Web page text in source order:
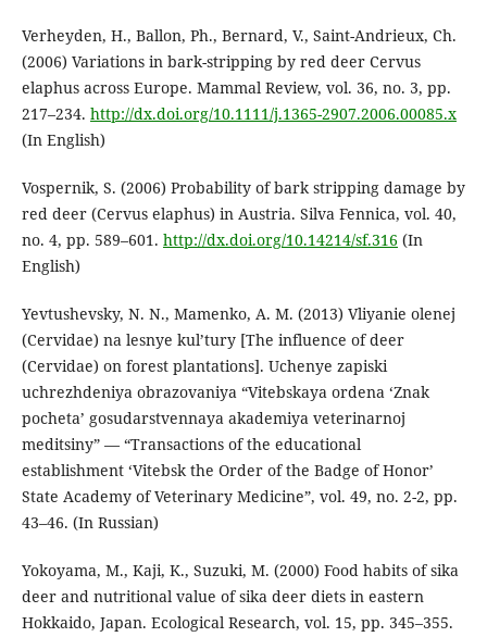
Verheyden, H., Ballon, Ph., Bernard, V., Saint-Andrieux, Ch.
(2006) Variations in bark-stripping by red deer Cervus
elaphus across Europe. Mammal Review, vol. 36, no. 3, pp.
217–234. http://dx.doi.org/10.1111/j.1365-2907.2006.00085.x
(In English)
Vospernik, S. (2006) Probability of bark stripping damage by
red deer (Cervus elaphus) in Austria. Silva Fennica, vol. 40,
no. 4, pp. 589–601. http://dx.doi.org/10.14214/sf.316 (In
English)
Yevtushevsky, N. N., Mamenko, A. M. (2013) Vliyanie olenej
(Cervidae) na lesnye kul’tury [The influence of deer
(Cervidae) on forest plantations]. Uchenye zapiski
uchrezhdeniya obrazovaniya “Vitebskaya ordena ‘Znak
pocheta’ gosudarstvennaya akademiya veterinarnoj
meditsiny” — “Transactions of the educational
establishment ‘Vitebsk the Order of the Badge of Honor’
State Academy of Veterinary Medicine”, vol. 49, no. 2-2, pp.
43–46. (In Russian)
Yokoyama, M., Kaji, K., Suzuki, M. (2000) Food habits of sika
deer and nutritional value of sika deer diets in eastern
Hokkaido, Japan. Ecological Research, vol. 15, pp. 345–355.